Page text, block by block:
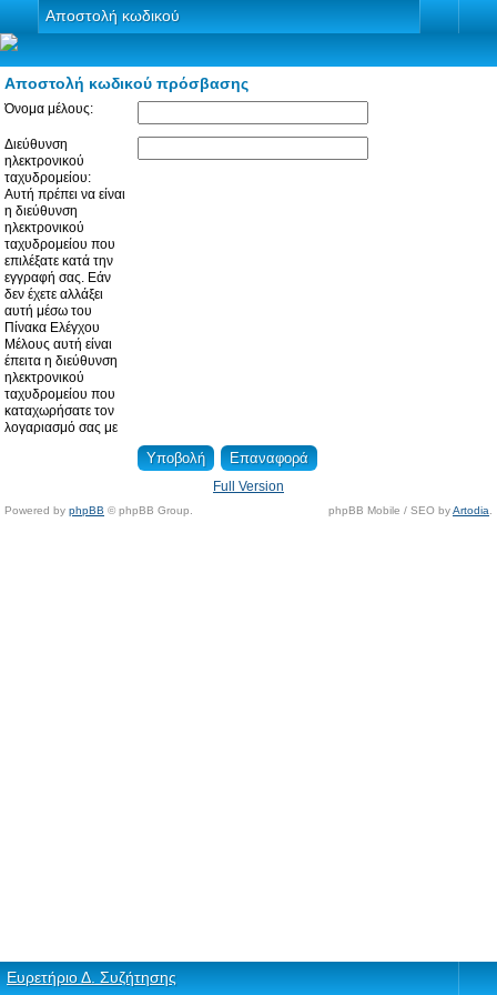
Αποστολή κωδικού
Αποστολή κωδικού πρόσβασης
Όνομα μέλους:
Διεύθυνση
ηλεκτρονικού
ταχυδρομείου:
Αυτή πρέπει να είναι
η διεύθυνση
ηλεκτρονικού
ταχυδρομείου που
επιλέξατε κατά την
εγγραφή σας. Εάν
δεν έχετε αλλάξει
αυτή μέσω του
Πίνακα Ελέγχου
Μέλους αυτή είναι
έπειτα η διεύθυνση
ηλεκτρονικού
ταχυδρομείου που
καταχωρήσατε τον
λογαριασμό σας με
Full Version
Powered by phpBB © phpBB Group. phpBB Mobile / SEO byArtodia
Ευρετήριο Δ. Συζήτησης